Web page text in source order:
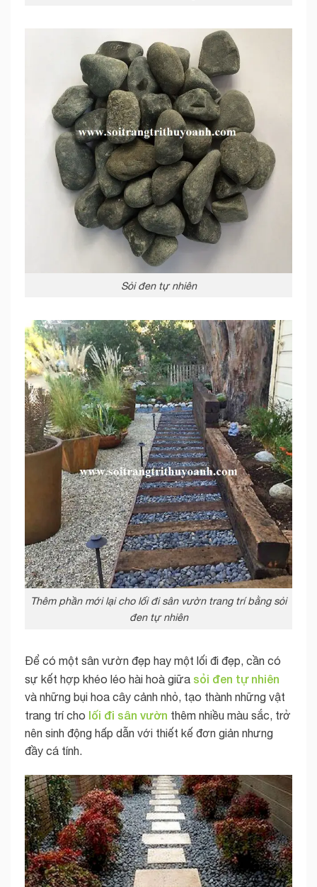
Sỏi đen tự nhiên
Thêm phần mới lại cho lối đi sân vườn trang trí bằng sỏi
đen tự nhiên
Để có một sân vườn đẹp hay một lối đi đẹp, cần có
sự kết hợp khéo léo hài hoà giữa sỏi đen tựnhiên
và những bụi hoa cây cảnh nhỏ, tạo thành những vật
trang trí cho lối đi sân vườn thêm nhiều màu sắc, trở
nên sinh động hấp dẫn với thiết kế đơn giản nhưng
đầy cá tính.